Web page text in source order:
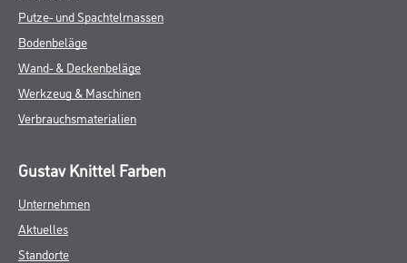
Putze- und Spachtelmassen
Bodenbeläge
Wand- & Deckenbeläge
Werkzeug & Maschinen
Verbrauchsmaterialien
Gustav Knittel Farben
Unternehmen
Aktuelles
Standorte